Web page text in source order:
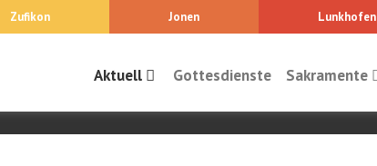
Zufikon Jonen Lunkhofen
Aktuell Gottesdienste Sakramente